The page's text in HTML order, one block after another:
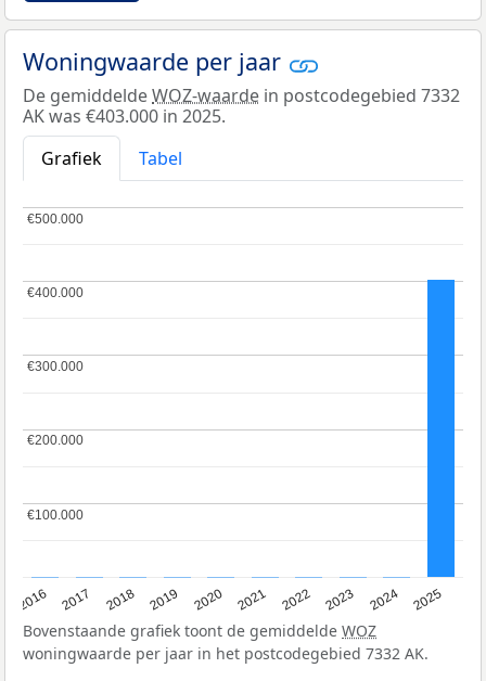
Woningwaarde per jaar
De gemiddeldeWOZ-waarde in postcodegebied 7332
AK was €403.000 in 2025.
Grafiek
Tabel
2016 2017 2018 2019 2020 2021 2022 2023 2024 2025
€100.000
€100.000
€200.000
€200.000
€300.000
€300.000
€400.000
€400.000
€500.000
€500.000
Bovenstaande grafiek toont de gemiddelde WOZ
woningwaarde per jaar in het postcodegebied 7332 AK.